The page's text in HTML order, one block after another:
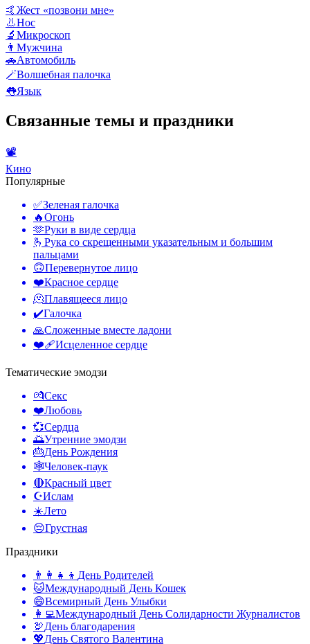
🤙 Жест «позвони мне»
👃Нос
🔬 Микроскоп
👨 Мужчина
🚗Автомобиль
🪄Волшебная палочка
👅Язык
Связанные темы и праздники
📽
Кино
Популярные
✅Зеленая галочка
🔥Огонь
🫶Руки в виде сердца
🫰 Рука со скрещенными указательным и большим
пальцами
🙃Перевернутое лицо
❤️Красное сердце
🫠Плавящееся лицо
✔️Галочка
🙏Сложенные вместе ладони
❤️‍🩹Исцеленное сердце
Тематические эмодзи
💏Секс
❤️Любовь
💞Сердца
🌅Утренние эмодзи
🎂День Рождения
🕸️Человек-паук
🔴Красный цвет
☪️Ислам
☀️Лето
😔Грустная
Праздники
👨‍👩‍👧‍👦 День Родителей
🐱Международный День Кошек
😄Всемирный День Улыбки
👩‍💻Международный День Солидарности Журналистов
🦃День благодарения
💖День Святого Валентина